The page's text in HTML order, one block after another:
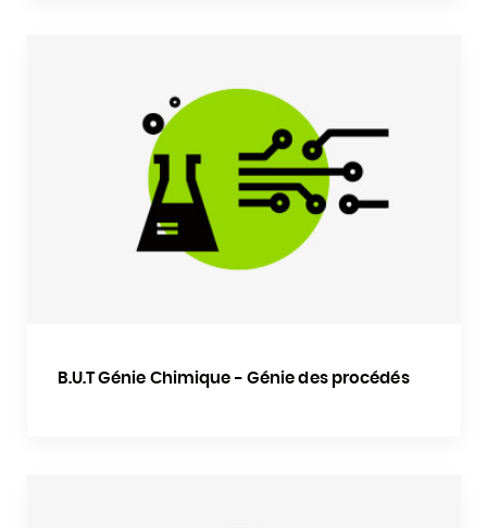
B.U.T Génie Chimique - Génie des procédés